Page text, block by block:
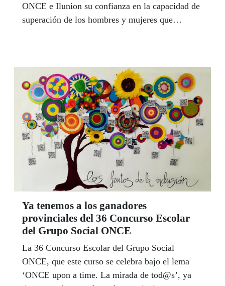
ONCE e Ilunion su confianza en la capacidad de
superación de los hombres y mujeres que
"Estad seguros que saldremos adelante y
afrontaremos el futuro más fuertes desplegando
nuestra singular capacidad de ser capaces",
afirma Carballeda en un mensaje dirigido a todos
y que publicamos en este Boletín de Noticias.
Ya tenemos a los ganadores
provinciales del 36 Concurso Escolar
del Grupo Social ONCE
La 36 Concurso Escolar del Grupo Social
ONCE, que este curso se celebra bajo el lema
‘ONCE upon a time. La mirada de tod@s’, ya